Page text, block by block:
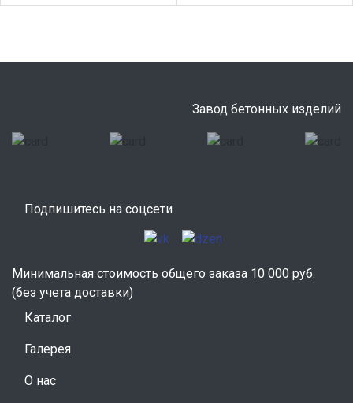
Завод бетонных изделий
Подпишитесь на соцсети
Минимальная стоимость общего заказа 10 000 руб.
(без учета доставки)
Каталог
Галерея
О нас